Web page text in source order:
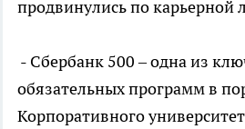
продвинулись по карьерной
- Сбербанк 500 – одна из
обязательных программ в
Корпоративного